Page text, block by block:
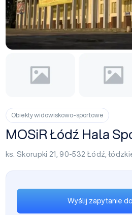
Obiekty widowiskowo-sportowe
MOSiR Łódź Hala
ks. Skorupki 21, 90-532Łódź,
Wyślij zapytanie